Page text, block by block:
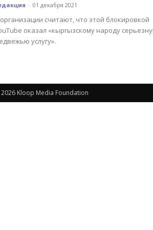
- 01 декабря 2021
считают, что этой блокировкой
оказал «кыргызскому народу
услугу».
Kloop Media Foundation